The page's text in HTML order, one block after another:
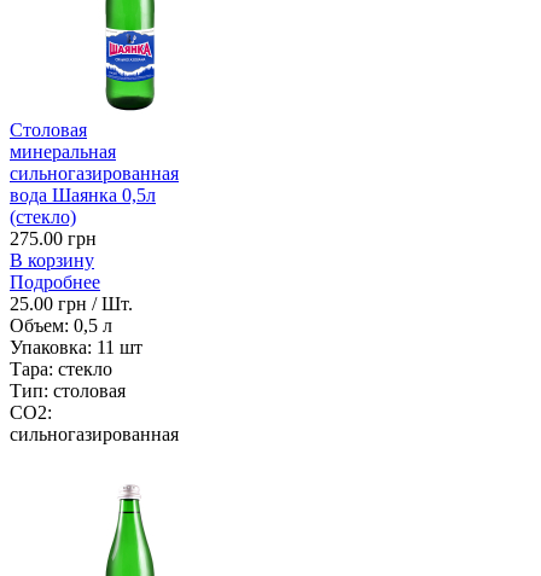
Столовая
минеральная
сильногазированная
вода Шаянка 0,5л
(стекло)
275.00 грн
В корзину
Подробнее
25.00 грн / Шт.
Объем: 0,5 л
Упаковка: 11 шт
Тара: стекло
Тип: столовая
CO2:
сильногазированная